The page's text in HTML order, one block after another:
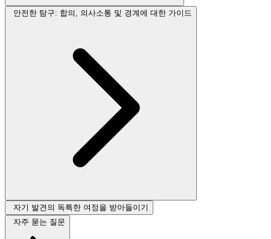
안전한 탐구: 합의, 의사소통 및 경계에 대한 가이드
자기 발견의 독특한 여정을 받아들이기
자주 묻는 질문